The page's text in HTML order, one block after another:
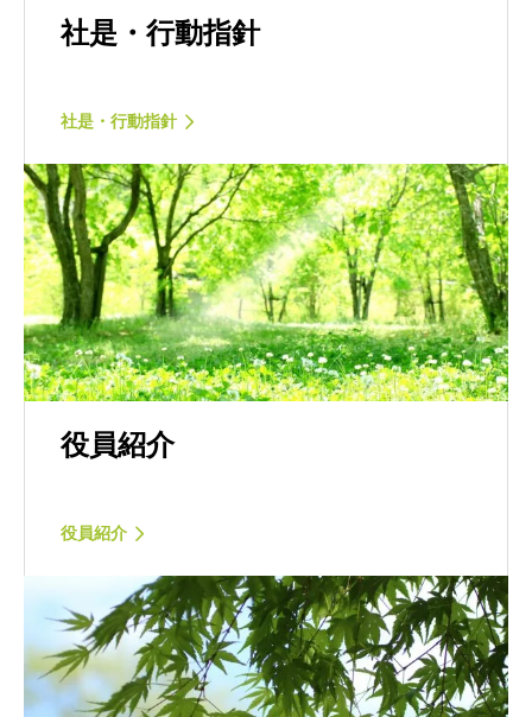
社是・行動指針
社是・行動指針
役員紹介
役員紹介